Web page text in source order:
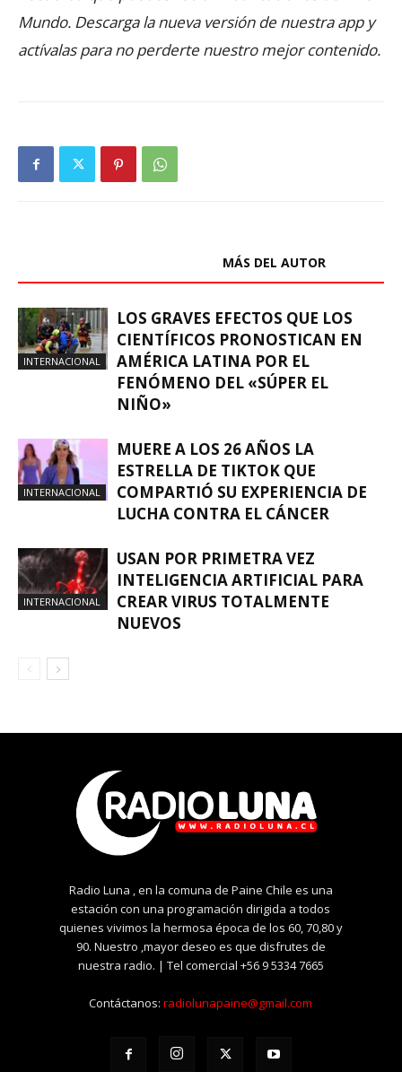
Mundo. Descarga la nueva versión de nuestra app y
actívalas para no perderte nuestro mejor contenido.
MÁS DEL AUTOR
INTERNACIONAL
LOS GRAVES EFECTOS QUE LOS
CIENTÍFICOS PRONOSTICAN EN
AMÉRICA LATINA POR EL
FENÓMENO DEL «SÚPER EL
NIÑO»
INTERNACIONAL
MUERE A LOS 26 AÑOS LA
ESTRELLA DE TIKTOK QUE
COMPARTIÓ SU EXPERIENCIA DE
LUCHA CONTRA EL CÁNCER
INTERNACIONAL
USAN POR PRIMETRA VEZ
INTELIGENCIA ARTIFICIAL PARA
CREAR VIRUS TOTALMENTE
NUEVOS
Radio Luna , en la comuna de Paine Chile es una
estación con una programación dirigida a todos
quienes vivimos la hermosa época de los 60, 70,80 y
90. Nuestro ,mayor deseo es que disfrutes de
nuestra radio. | Tel comercial +56 9 5334 7665
Contáctanos:radiolunapaine@gmail.com